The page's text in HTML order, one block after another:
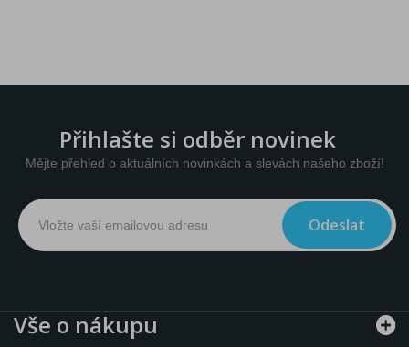
Přihlašte si odběr novinek
Mějte přehled o aktuálních novinkách a slevách našeho zboží!
Odeslat
Vše o nákupu